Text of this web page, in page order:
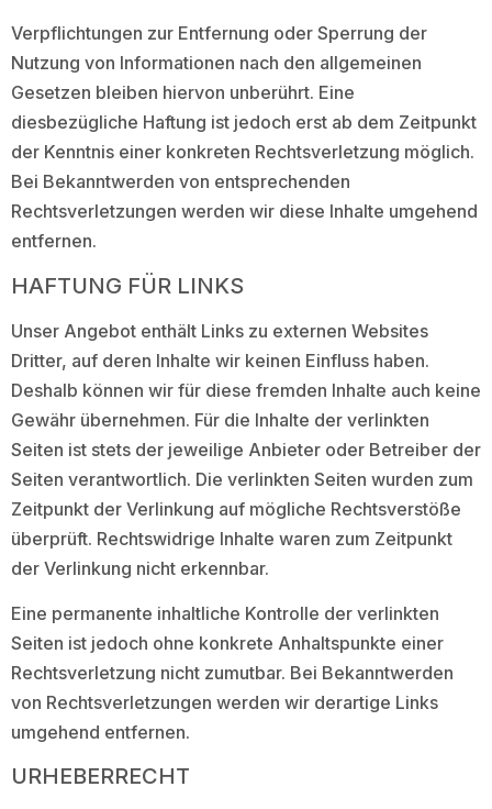
Verpflichtungen zur Entfernung oder Sperrung der
Nutzung von Informationen nach den allgemeinen
Gesetzen bleiben hiervon unberührt. Eine
diesbezügliche Haftung ist jedoch erst ab dem Zeitpunkt
der Kenntnis einer konkreten Rechtsverletzung möglich.
Bei Bekanntwerden von entsprechenden
Rechtsverletzungen werden wir diese Inhalte umgehend
entfernen.
HAFTUNG FÜR LINKS
Unser Angebot enthält Links zu externen Websites
Dritter, auf deren Inhalte wir keinen Einfluss haben.
Deshalb können wir für diese fremden Inhalte auch keine
Gewähr übernehmen. Für die Inhalte der verlinkten
Seiten ist stets der jeweilige Anbieter oder Betreiber der
Seiten verantwortlich. Die verlinkten Seiten wurden zum
Zeitpunkt der Verlinkung auf mögliche Rechtsverstöße
überprüft. Rechtswidrige Inhalte waren zum Zeitpunkt
der Verlinkung nicht erkennbar.
Eine permanente inhaltliche Kontrolle der verlinkten
Seiten ist jedoch ohne konkrete Anhaltspunkte einer
Rechtsverletzung nicht zumutbar. Bei Bekanntwerden
von Rechtsverletzungen werden wir derartige Links
umgehend entfernen.
URHEBERRECHT